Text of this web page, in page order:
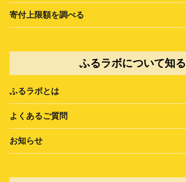
寄付上限額を調べる
ふるラボについて知る
ふるラボとは
よくあるご質問
お知らせ